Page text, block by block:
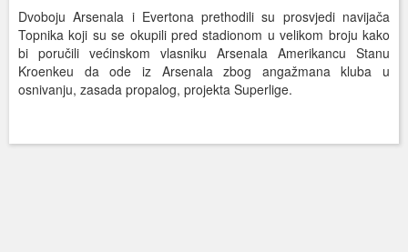
Dvoboju Arsenala i Evertona prethodili su prosvjedi navijača
Topnika koji su se okupili pred stadionom u velikom broju kako
bi poručili većinskom vlasniku Arsenala Amerikancu Stanu
Kroenkeu da ode iz Arsenala zbog angažmana kluba u
osnivanju, zasada propalog, projekta Superlige.